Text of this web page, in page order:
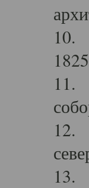
10.
11.
12.
13.